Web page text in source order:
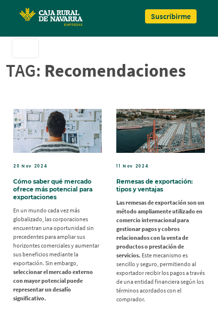
Suscribirme
TAG: Recomendaciones
20 Nov 2024
Cómo saber qué mercado
ofrece más potencial para
exportaciones
En un mundo cada vez más
globalizado, las corporaciones
encuentran una oportunidad sin
precedentes para ampliar sus
horizontes comerciales y aumentar
sus beneficios mediante la
exportación. Sin embargo,
seleccionar el mercado externo
con mayor potencial puede
representar un desafío
significativo.
11 Nov 2024
Remesas de exportación:
tipos y ventajas
Las remesas de exportación son un
método ampliamente utilizado en
comercio internacional para
gestionar pagos y cobros
relacionados con la venta de
productos o prestación de
servicios. Este mecanismo es
sencillo y seguro, permitiendo al
exportador recibir los pagos a través
de una entidad financiera según los
términos acordados con el
comprador.